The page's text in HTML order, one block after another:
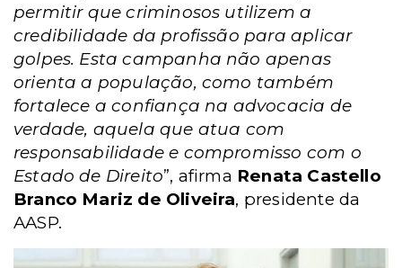
permitir que criminosos utilizem a
credibilidade da profissão para aplicar
golpes. Esta campanha não apenas
orienta a população, como também
fortalece a confiança na advocacia de
verdade, aquela que atua com
responsabilidade e compromisso com o
Estado de Direito”, afirma Renata Castello
Branco Mariz de Oliveira, presidente da
AASP.